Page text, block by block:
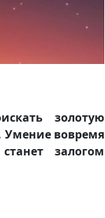
золотую
вовремя
залогом